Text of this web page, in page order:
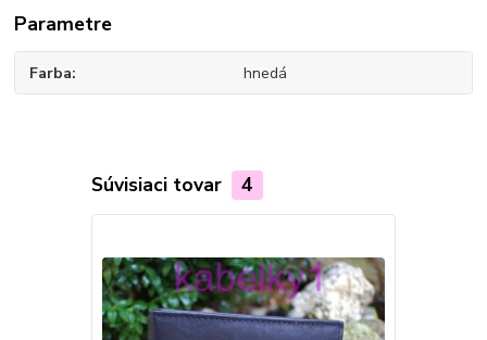
Parametre
Farba hnedá
Súvisiaci tovar 4